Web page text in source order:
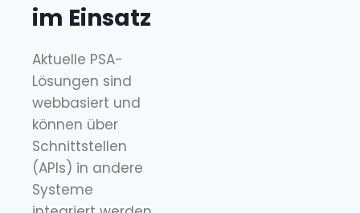
im Einsatz
Aktuelle PSA-
Lösungen sind
webbasiert und
können über
Schnittstellen
(APIs) in andere
Systeme